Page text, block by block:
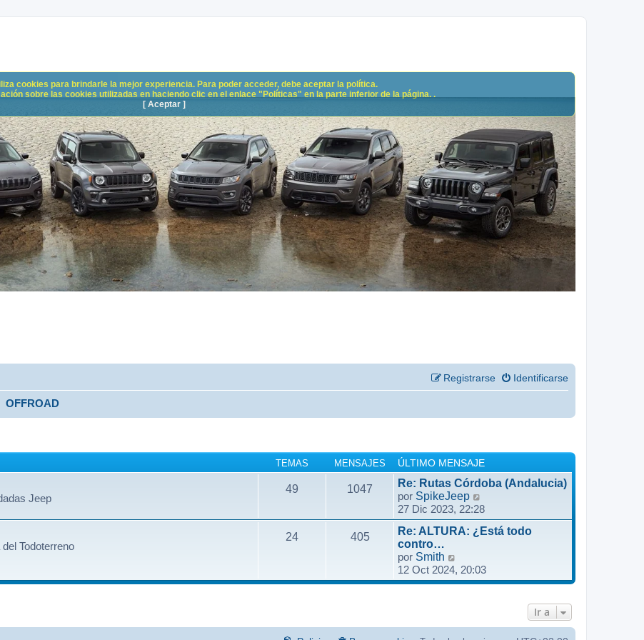
Identificarse
Registrarse
OFFROAD
TEMAS MENSAJES ÚLTIMO MENSAJE
Jeep
49 1047
Re: Rutas Córdoba (Andalucia)
por SpikeJeep
e
r
ú
t
i
e
27 Dic 2023, 22:28
Todoterreno
24 405
Re: ALTURA: ¿Está todo
contro…
por Smith
e
r
t
12 Oct 2024, 20:03
Ir a
cookies para brindarle la mejor experiencia. Para poder acceder, debe aceptar la política.
sobre las cookies utilizadas en haciendo clic en el enlace "Políticas" en la parte inferior de la página. .
[ Aceptar ]